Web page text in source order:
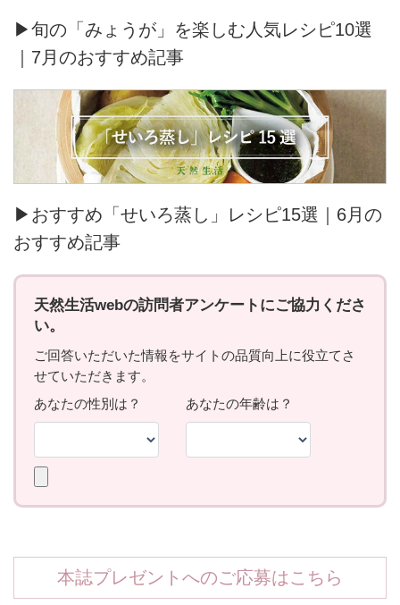
▶旬の「みょうが」を楽しむ人気レシピ10選
｜7月のおすすめ記事
▶おすすめ「せいろ蒸し」レシピ15選｜6月の
おすすめ記事
本誌プレゼントへのご応募はこちら